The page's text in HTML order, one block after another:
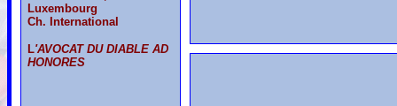
Luxembourg
Ch. International
L'AVOCAT DU DIABLE AD
HONORES